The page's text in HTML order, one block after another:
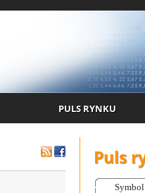
PULS RYNKU
Puls